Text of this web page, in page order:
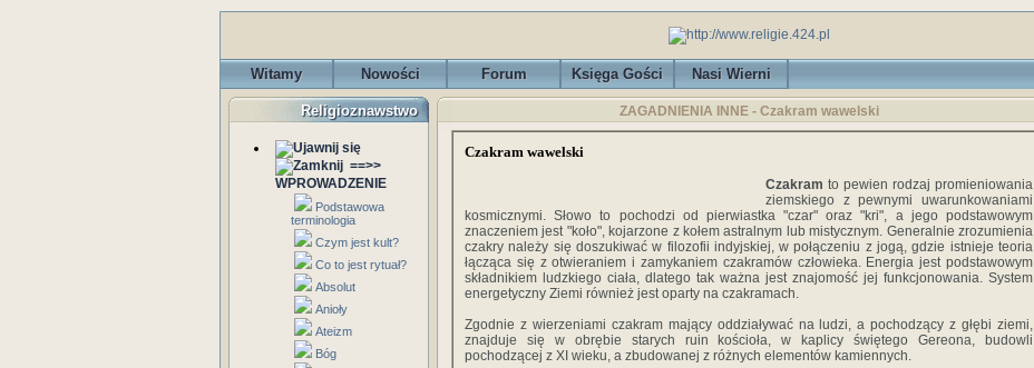
Witamy Nowości Forum Księga Gości Nasi Wierni
Religioznawstwo
==>>
WPROWADZENIE
Podstawowa
terminologia
Czym jest kult?
Co to jest rytuał?
Absolut
Anioły
Ateizm
Bóg
ZAGADNIENIA INNE - Czakram wawelski
Czakram wawelski
Czakram to pewien rodzaj promieniowania
ziemskiego z pewnymi uwarunkowaniami
kosmicznymi. Słowo to pochodzi od pierwiastka "czar" oraz "kri", a jego podstawowym
znaczeniem jest "koło", kojarzone z kołem astralnym lub mistycznym. Generalnie zrozumienia
czakry należy się doszukiwać w filozofii indyjskiej, w połączeniu z jogą, gdzie istnieje teoria
łącząca się z otwieraniem i zamykaniem czakramów człowieka. Energia jest podstawowym
składnikiem ludzkiego ciała, dlatego tak ważna jest znajomość jej funkcjonowania. System
energetyczny Ziemi również jest oparty na czakramach.
Zgodnie z wierzeniami czakram mający oddziaływać na ludzi, a pochodzący z głębi ziemi,
znajduje się w obrębie starych ruin kościoła, w kaplicy świętego Gereona, budowli
pochodzącej z XI wieku, a zbudowanej z różnych elementów kamiennych.